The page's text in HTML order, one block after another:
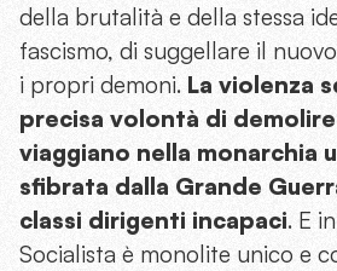
della brutalità e della stessa
fascismo, di suggellare il
i propri demoni. La violenza
precisa volontà di demolire
viaggiano nella monarchia
sfibrata dalla Grande
classi dirigenti incapaci. E
Socialista è monolite unico e